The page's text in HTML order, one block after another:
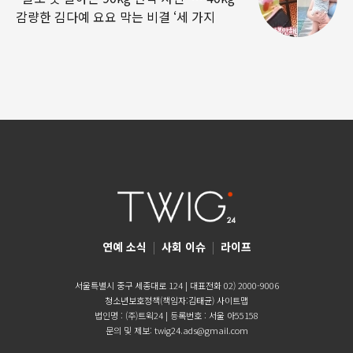
감량한 김다예 요요 막는 비결 ‘세 가지
연예 소식 | 사회 이슈 | 라이프
서울특별시 중구 세종대로 124 | 대표전화 02) 2000-9006
청소년보호정책(책임자:김태균)사이트맵
법인명 : (주)트윅24 | 등록번호 : 서울 아55158
문의 및 제보: twig24.ads@gmail.com